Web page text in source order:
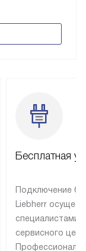
Бесплатная
Подключение
Liebherr
специалистами
сервисного